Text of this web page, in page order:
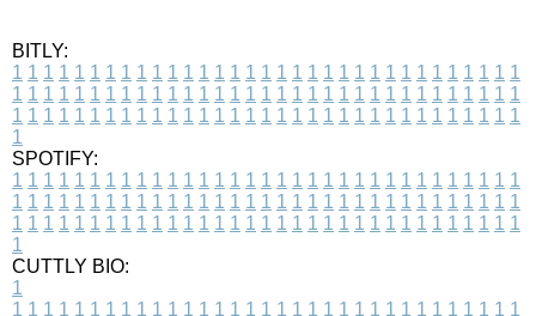
BITLY:
1 1 1 1 1 1 1 1 1 1 1 1 1 1 1 1 1 1 1 1 1 1 1 1 1 1 1 1 1 1 1 1 1
1 1 1 1 1 1 1 1 1 1 1 1 1 1 1 1 1 1 1 1 1 1 1 1 1 1 1 1 1 1 1 1 1
1 1 1 1 1 1 1 1 1 1 1 1 1 1 1 1 1 1 1 1 1 1 1 1 1 1 1 1 1 1 1 1 1
1
SPOTIFY:
1 1 1 1 1 1 1 1 1 1 1 1 1 1 1 1 1 1 1 1 1 1 1 1 1 1 1 1 1 1 1 1 1
1 1 1 1 1 1 1 1 1 1 1 1 1 1 1 1 1 1 1 1 1 1 1 1 1 1 1 1 1 1 1 1 1
1 1 1 1 1 1 1 1 1 1 1 1 1 1 1 1 1 1 1 1 1 1 1 1 1 1 1 1 1 1 1 1 1
1
CUTTLY BIO:
1
1 1 1 1 1 1 1 1 1 1 1 1 1 1 1 1 1 1 1 1 1 1 1 1 1 1 1 1 1 1 1 1 1